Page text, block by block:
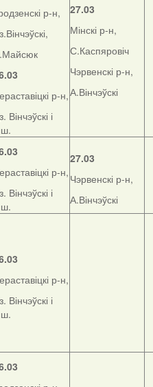
р-н,
р-н,
Вінчэўскі і
27.03
Мінскі р-н,
С.Каспяровіч
Чэрвенскі р-н,
А.Вінчэўскі
р-н,
Вінчэўскі і
27.03
Чэрвенскі р-н,
А.Вінчэўскі
р-н,
Вінчэўскі і